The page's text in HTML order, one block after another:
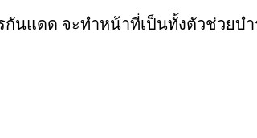
นแดด จะทำหน้าที่เป็นทั้งตัวช่วย